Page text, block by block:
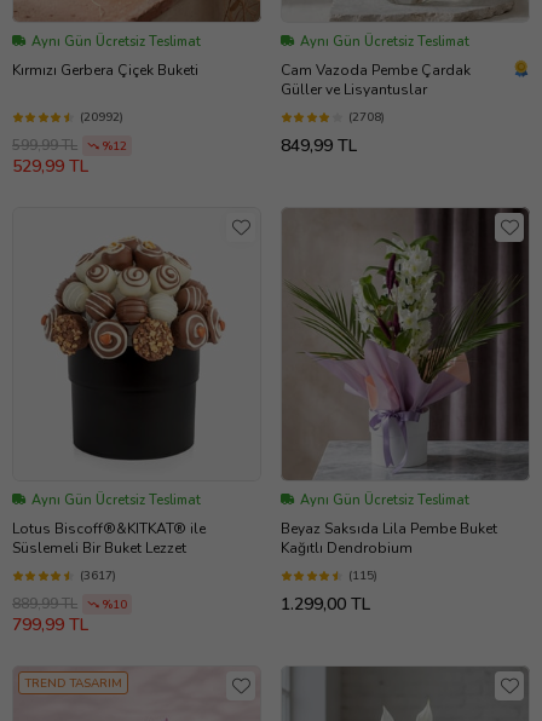
Aynı Gün Ücretsiz Teslimat
Kırmızı Gerbera Çiçek Buketi
(20992)
599,99 TL %12
529,99 TL
Aynı Gün Ücretsiz Teslimat
Cam Vazoda Pembe Çardak
Güller ve Lisyantuslar
(2708)
849,99 TL
Aynı Gün Ücretsiz Teslimat
Lotus Biscoff®&KITKAT® ile
Süslemeli Bir Buket Lezzet
(3617)
889,99 TL %10
799,99 TL
Aynı Gün Ücretsiz Teslimat
Beyaz Saksıda Lila Pembe Buket
Kağıtlı Dendrobium
(115)
1.299,00 TL
TREND TASARIM